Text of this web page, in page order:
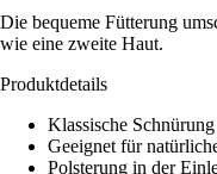
Die bequeme Fütterung
wie eine zweite Haut.
Produktdetails
Klassische Schnürung
Geeignet für
Polsterung in der